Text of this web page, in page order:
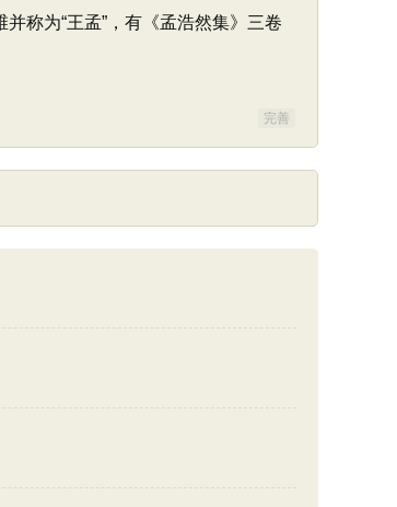
称为“王孟”，有《孟浩然集》三卷
完善